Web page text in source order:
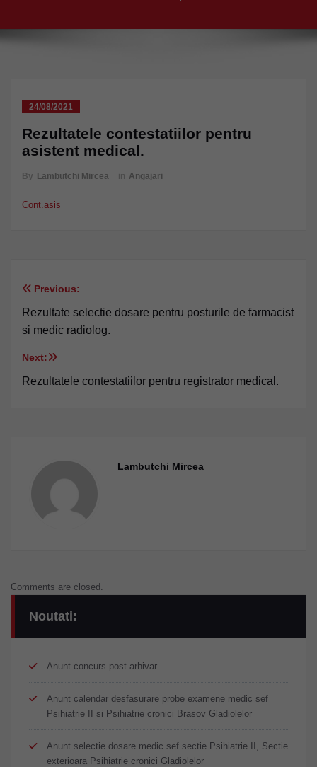
24/08/2021
Rezultatele contestatiilor pentru
asistent medical.
By Lambutchi Mircea in Angajari
Cont.asis
Navigare
în
articole
Previous:
Rezultate selectie dosare pentru posturile de farmacist
si medic radiolog.
Next:
Rezultatele contestatiilor pentru registrator medical.
Lambutchi Mircea
Comments are closed.
Noutati:
Anunt concurs post arhivar
Anunt calendar desfasurare probe examene medic sef
Psihiatrie II si Psihiatrie cronici Brasov Gladiolelor
Anunt selectie dosare medic sef sectie Psihiatrie II, Sectie
exterioara Psihiatrie cronici Gladiolelor